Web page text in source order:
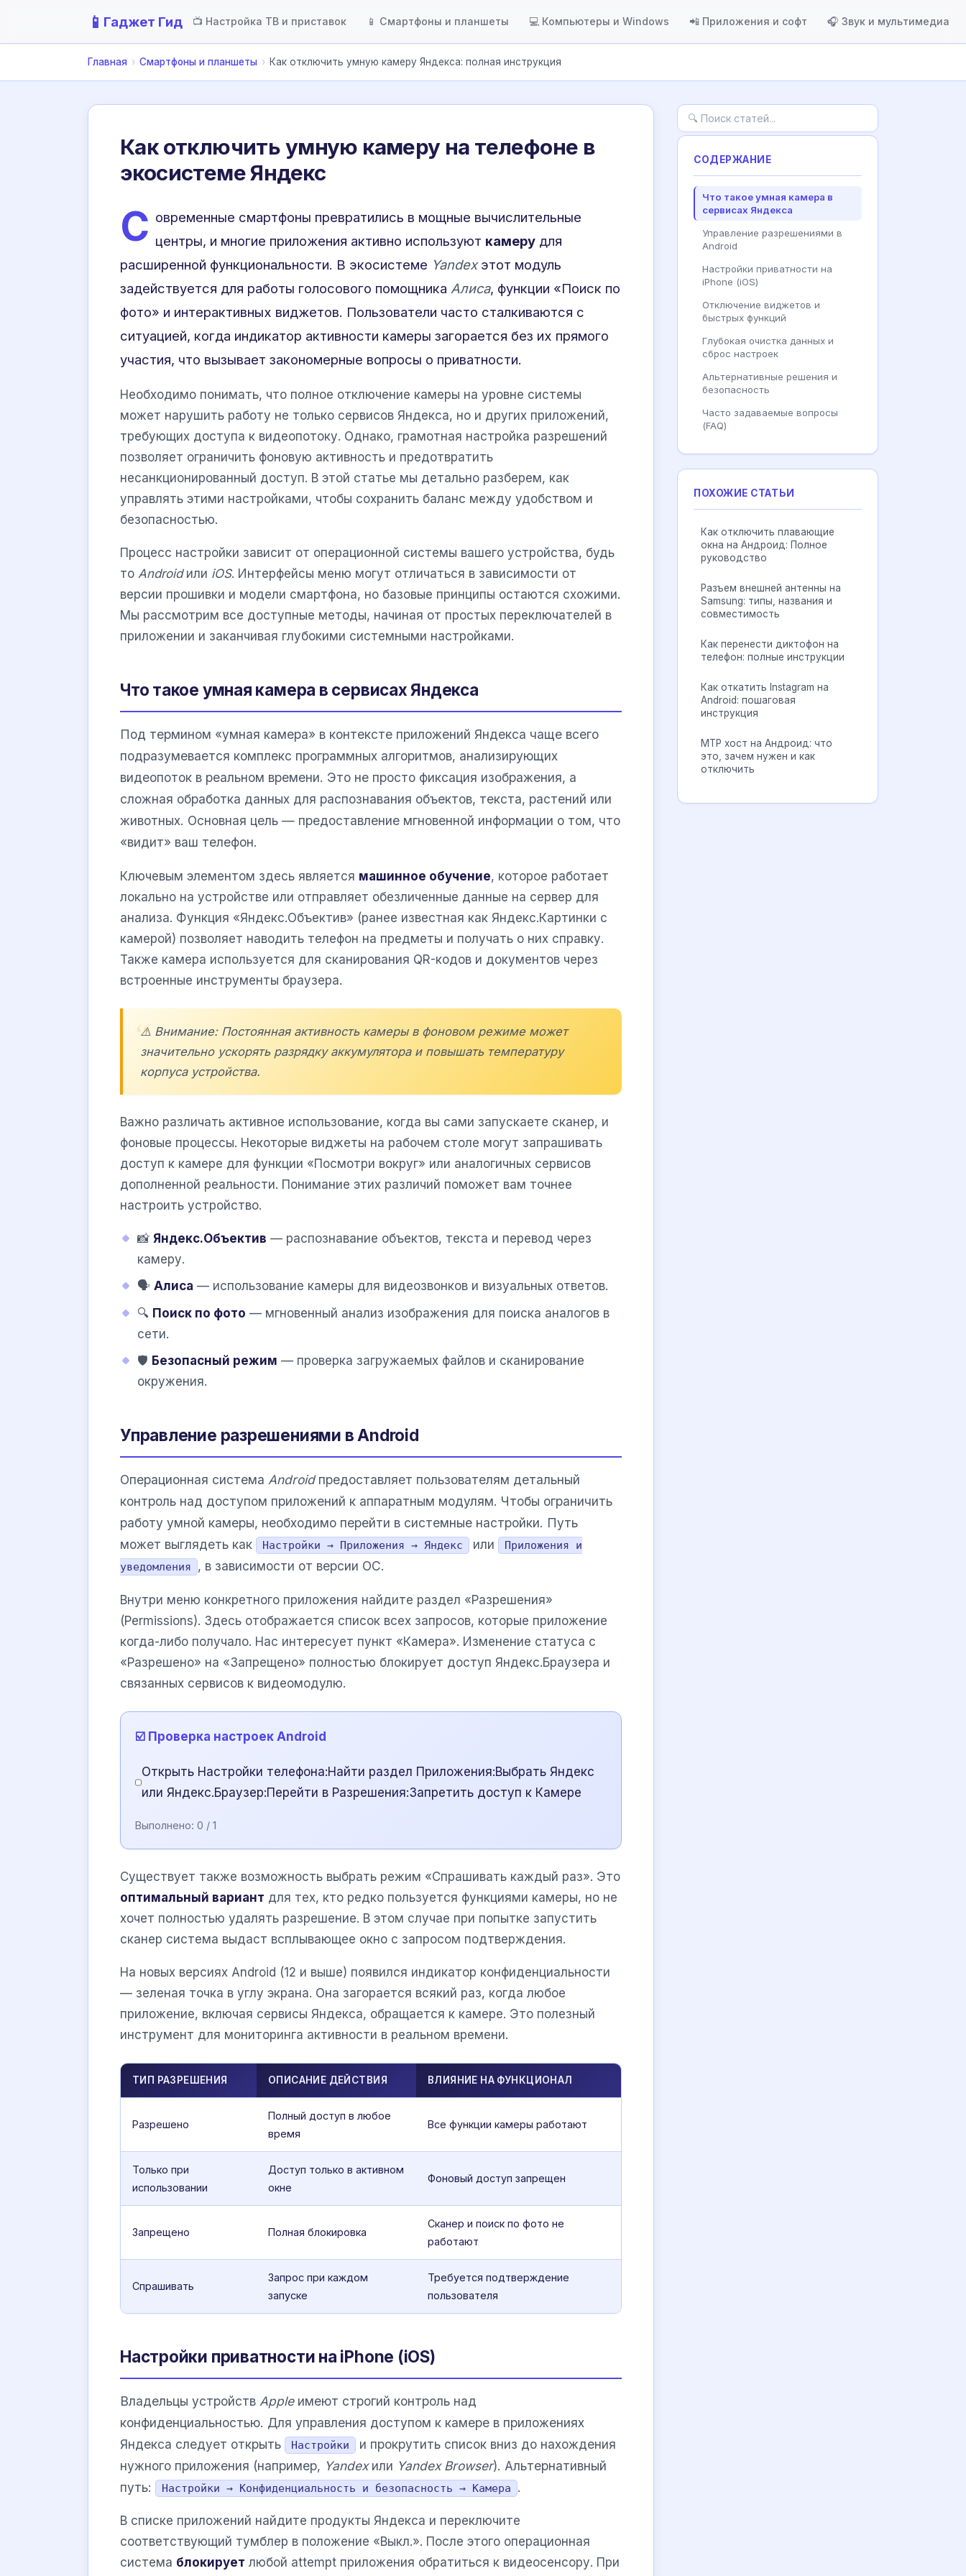
📱 Гаджет Гид 📺 Настройка ТВ и приставок 📱 Смартфоны и планшеты 💻 Компьютеры и Windows 📲 Приложения и софт 🎧 Звук и мультимедиа
Главная › Смартфоны и планшеты › Как отключить умную камеру Яндекса: полная инструкция
Как отключить умную камеру на телефоне в
экосистеме Яндекс
С овременные смартфоны превратились в мощные вычислительные
центры, и многие приложения активно используют камеру для
расширенной функциональности. В экосистеме Yandexэтот модуль
задействуется для работы голосового помощника Алиса, функции «Поиск по
фото» и интерактивных виджетов. Пользователи часто сталкиваются с
ситуацией, когда индикатор активности камеры загорается без их прямого
участия, что вызывает закономерные вопросы о приватности.
Необходимо понимать, что полное отключение камеры на уровне системы
может нарушить работу не только сервисов Яндекса, но и других приложений,
требующих доступа к видеопотоку. Однако, грамотная настройка разрешений
позволяет ограничить фоновую активность и предотвратить
несанкционированный доступ. В этой статье мы детально разберем, как
управлять этими настройками, чтобы сохранить баланс между удобством и
безопасностью.
Процесс настройки зависит от операционной системы вашего устройства, будь
то Androidили iOS. Интерфейсы меню могут отличаться в зависимости от
версии прошивки и модели смартфона, но базовые принципы остаются схожими.
Мы рассмотрим все доступные методы, начиная от простых переключателей в
приложении и заканчивая глубокими системными настройками.
Что такое умная камера в сервисах Яндекса
Под термином «умная камера» в контексте приложений Яндекса чаще всего
подразумевается комплекс программных алгоритмов, анализирующих
видеопоток в реальном времени. Это не просто фиксация изображения, а
сложная обработка данных для распознавания объектов, текста, растений или
животных. Основная цель — предоставление мгновенной информации о том, что
«видит» ваш телефон.
Ключевым элементом здесь является машинное обучение, которое работает
локально на устройстве или отправляет обезличенные данные на сервер для
анализа. Функция «Яндекс.Объектив» (ранее известная как Яндекс.Картинки с
камерой) позволяет наводить телефон на предметы и получать о них справку.
Также камера используется для сканирования QR-кодов и документов через
встроенные инструменты браузера.
⚠️ Внимание: Постоянная активность камеры в фоновом режиме может
значительно ускорять разрядку аккумулятора и повышать температуру
корпуса устройства.
Важно различать активное использование, когда вы сами запускаете сканер, и
фоновые процессы. Некоторые виджеты на рабочем столе могут запрашивать
доступ к камере для функции «Посмотри вокруг» или аналогичных сервисов
дополненной реальности. Понимание этих различий поможет вам точнее
настроить устройство.
📸 Яндекс.Объектив — распознавание объектов, текста и перевод через
камеру.
🗣️ Алиса — использование камеры для видеозвонков и визуальных ответов.
🔍 Поиск по фото — мгновенный анализ изображения для поиска аналогов в
сети.
🛡️ Безопасный режим — проверка загружаемых файлов и сканирование
окружения.
Управление разрешениями в Android
Операционная система Androidпредоставляет пользователям детальный
контроль над доступом приложений к аппаратным модулям. Чтобы ограничить
работу умной камеры, необходимо перейти в системные настройки. Путь
может выглядеть как
Настройки → Приложения → Яндекс или
Приложения и
уведомления
, в зависимости от версии ОС.
Внутри меню конкретного приложения найдите раздел «Разрешения»
(Permissions). Здесь отображается список всех запросов, которые приложение
когда-либо получало. Нас интересует пункт «Камера». Изменение статуса с
«Разрешено» на «Запрещено» полностью блокирует доступ Яндекс.Браузера и
связанных сервисов к видеомодулю.
☑️ Проверка настроек Android
Открыть Настройки телефона:Найти раздел Приложения:Выбрать Яндекс
или Яндекс.Браузер:Перейти в Разрешения:Запретить доступ к Камере
Выполнено: 0 / 1
Существует также возможность выбрать режим «Спрашивать каждый раз». Это
оптимальный вариант для тех, кто редко пользуется функциями камеры, но не
хочет полностью удалять разрешение. В этом случае при попытке запустить
сканер система выдаст всплывающее окно с запросом подтверждения.
На новых версиях Android (12 и выше) появился индикатор конфиденциальности
— зеленая точка в углу экрана. Она загорается всякий раз, когда любое
приложение, включая сервисы Яндекса, обращается к камере. Это полезный
инструмент для мониторинга активности в реальном времени.
ТИП РАЗРЕШЕНИЯ ОПИСАНИЕ ДЕЙСТВИЯ ВЛИЯНИЕ НА ФУНКЦИОНАЛ
Разрешено
Полный доступ в любое
время
Все функции камеры работают
Только при
использовании
Доступ только в активном
окне
Фоновый доступ запрещен
Запрещено Полная блокировка
Сканер и поиск по фото не
работают
Спрашивать
Запрос при каждом
запуске
Требуется подтверждение
пользователя
Настройки приватности на iPhone (iOS)
Владельцы устройств Appleимеют строгий контроль над
конфиденциальностью. Для управления доступом к камере в приложениях
Яндекса следует открыть
Настройки
и прокрутить список вниз до нахождения
нужного приложения (например, Yandexили Yandex Browser). Альтернативный
путь:
Настройки → Конфиденциальность и безопасность → Камера .
В списке приложений найдите продукты Яндекса и переключите
соответствующий тумблер в положение «Выкл.». После этого операционная
система блокирует любой attempt приложения обратиться к видеосенсору. При
СОДЕРЖАНИЕ
Что такое умная камера в
сервисах Яндекса
Управление разрешениями в
Android
Настройки приватности на
iPhone (iOS)
Отключение виджетов и
быстрых функций
Глубокая очистка данных и
сброс настроек
Альтернативные решения и
безопасность
Часто задаваемые вопросы
(FAQ)
ПОХОЖИЕ СТАТЬИ
Как отключить плавающие
окна на Андроид: Полное
руководство
Разъем внешней антенны на
Samsung: типы, названия и
совместимость
Как перенести диктофон на
телефон: полные инструкции
Как откатить Instagram на
Android: пошаговая
инструкция
MTP хост на Андроид: что
это, зачем нужен и как
отключить